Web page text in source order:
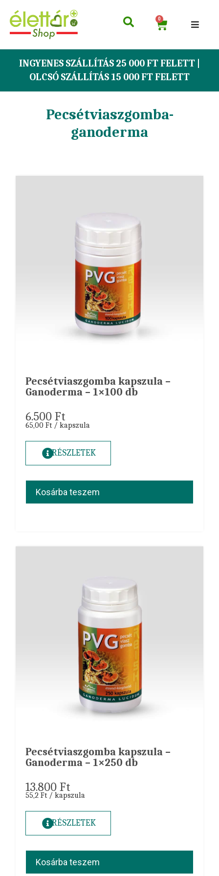
0
INGYENES SZÁLLÍTÁS 25 000 FT FELETT |
OLCSÓ SZÁLLÍTÁS 15 000 FT FELETT
Pecsétviaszgomba-
ganoderma
Pecsétviaszgomba kapszula –
Ganoderma – 1×100 db
6.500Ft
65,00 Ft / kapszula
RÉSZLETEK
Kosárba teszem
Pecsétviaszgomba kapszula –
Ganoderma – 1×250 db
13.800Ft
55,2 Ft / kapszula
RÉSZLETEK
Kosárba teszem